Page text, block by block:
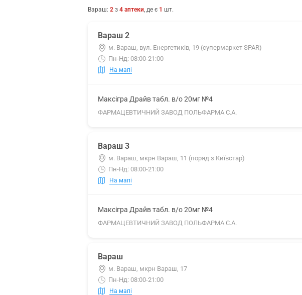
Вараш: 2 з 4 аптеки, де є 1 шт.
Вараш 2
м. Вараш, вул. Енергетиків, 19 (супермаркет SPAR)
Пн-Нд: 08:00-21:00
На мапі
Максігра Драйв табл. в/о 20мг №4
ФАРМАЦЕВТИЧНИЙ ЗАВОД ПОЛЬФАРМА С.А.
Вараш 3
м. Вараш, мкрн Вараш, 11 (поряд з Київстар)
Пн-Нд: 08:00-21:00
На мапі
Максігра Драйв табл. в/о 20мг №4
ФАРМАЦЕВТИЧНИЙ ЗАВОД ПОЛЬФАРМА С.А.
Вараш
м. Вараш, мкрн Вараш, 17
Пн-Нд: 08:00-21:00
На мапі